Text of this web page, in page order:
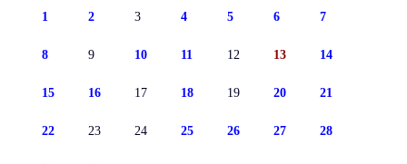
1 2 3 4 5 6 7
8 9 10 11 12 13 14
15 16 17 18 19 20 21
22 23 24 25 26 27 28